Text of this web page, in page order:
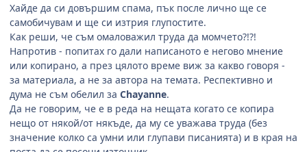
Хайде да си довършим спама, пък после лично ще се
самобичувам и ще си изтрия глупостите.
Как реши, че съм омаловажил труда да момчето?!?!
Напротив - попитах го дали написаното е негово мнение
или копирано, а през цялото време виж за какво говоря -
за материала, а не за автора на темата. Респективно и
дума не съм обелил за Chayanne.
Да не говорим, че е в реда на нещата когато се копира
нещо от някой/от някъде, да му се уважава труда (без
значение колко са умни или глупави писанията) и в края на